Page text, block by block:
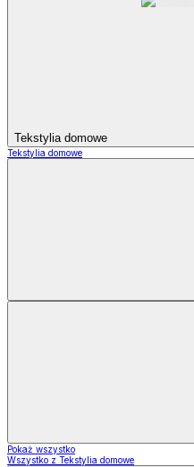
Tekstylia domowe
Tekstylia domowe
Pokaż wszystko
Wszystko z Tekstylia domowe